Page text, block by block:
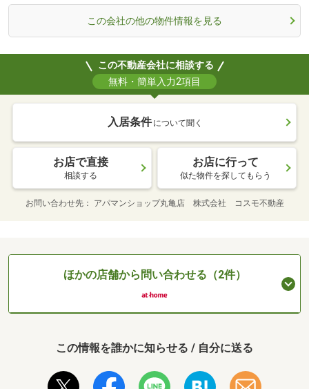
この会社の他の物件情報を見る
この不動産会社に相談する
無料・簡単入力2項目
入居条件 について聞く
お店で直接
相談する
お店に行って
似た物件を探してもらう
お問い合わせ先 アパマンショップ丸亀店 株式会社 コスモ不動産
ほかの店舗から問い合わせる（2件）
この情報を誰かに知らせる / 自分に送る